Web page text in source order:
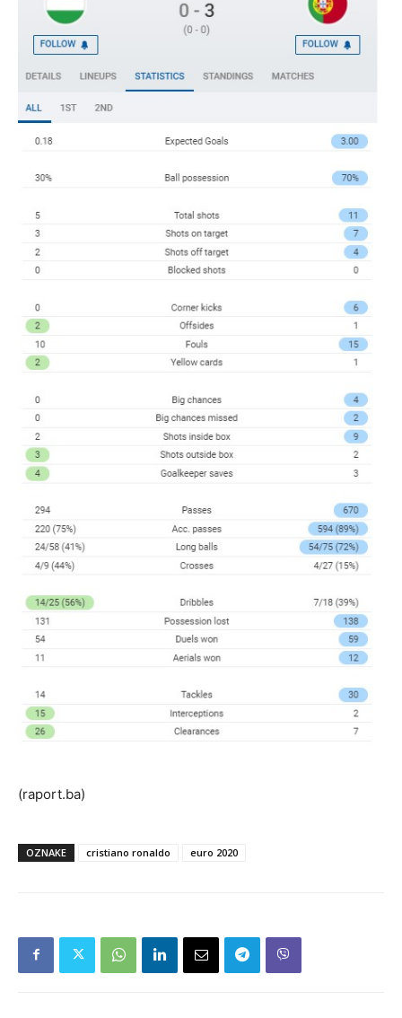
(raport.ba)
OZNAKE cristiano ronaldo euro 2020